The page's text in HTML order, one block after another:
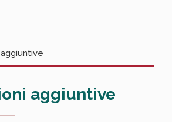
aggiuntive